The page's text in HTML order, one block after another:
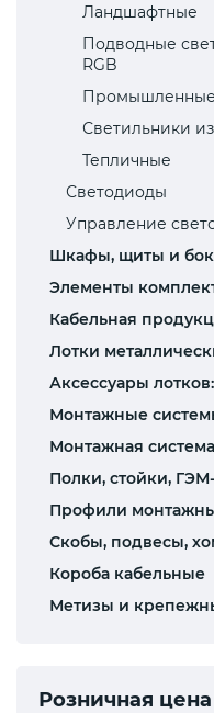
Ландшафтные
Подводные
RGB
Промышленные
Светильники
Тепличные
Светодиоды
Управление
Шкафы, щиты и
Элементы
Кабельная
Лотки
Аксессуары
Монтажные
Монтажная система
Полки, стойки,
Профили
Скобы, подвесы,
Короба кабельные
Метизы и
Розничная цена